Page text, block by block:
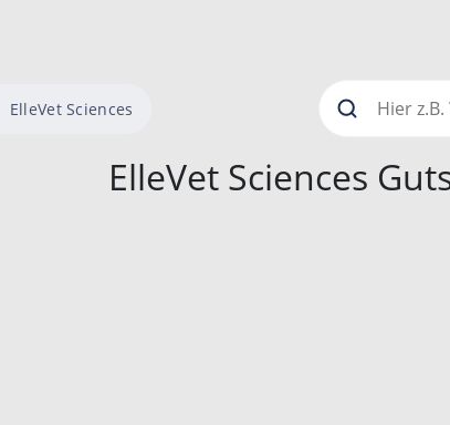
ElleVet Sciences
ElleVet Sciences